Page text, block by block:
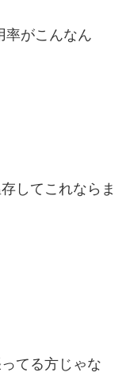
率がこんなん
してこれならま
てる方じゃな